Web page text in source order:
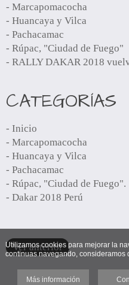
- Marcapomacocha
- Huancaya y Vilca
- Pachacamac
- Rúpac, "Ciudad de Fuego"
- RALLY DAKAR 2018
CATEGORÍAS
- Inicio
- Marcapomacocha
- Huancaya y Vilca
- Pachacamac
- Rúpac, "Ciudad de Fuego".
- Dakar 2018 Perú
Ver anterior
Utilizamos cookies para mejorar la
continuas navegando, consideramos
Más información